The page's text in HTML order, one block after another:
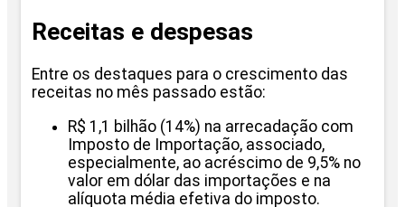
Receitas e despesas
Entre os destaques para o crescimento das
receitas no mês passado estão:
R$ 1,1 bilhão (14%) na arrecadação com
Imposto de Importação, associado,
especialmente, ao acréscimo de 9,5% no
valor em dólar das importações e na
alíquota média efetiva do imposto.